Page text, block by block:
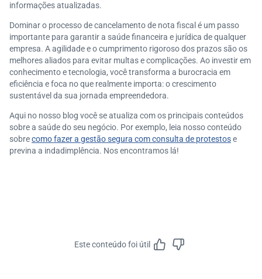
informações atualizadas.
Dominar o processo de cancelamento de nota fiscal é um passo
importante para garantir a saúde financeira e jurídica de qualquer
empresa. A agilidade e o cumprimento rigoroso dos prazos são os
melhores aliados para evitar multas e complicações. Ao investir em
conhecimento e tecnologia, você transforma a burocracia em
eficiência e foca no que realmente importa: o crescimento
sustentável da sua jornada empreendedora.
Aqui no nosso blog você se atualiza com os principais conteúdos
sobre a saúde do seu negócio. Por exemplo, leia nosso conteúdo
sobrecomo fazer a gestão segura com consulta de protestose
previna a indadimplência. Nos encontramos lá!
Este conteúdo foi útil